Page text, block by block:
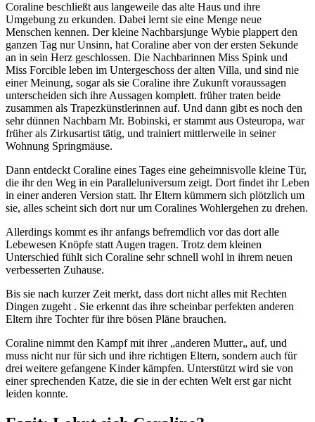
Coraline beschließt aus langeweile das alte Haus und ihre
Umgebung zu erkunden. Dabei lernt sie eine Menge neue
Menschen kennen. Der kleine Nachbarsjunge Wybie plappert den
ganzen Tag nur Unsinn, hat Coraline aber von der ersten Sekunde
an in sein Herz geschlossen. Die Nachbarinnen Miss Spink und
Miss Forcible leben im Untergeschoss der alten Villa, und sind nie
einer Meinung, sogar als sie Coraline ihre Zukunft voraussagen
unterscheiden sich ihre Aussagen komplett. früher traten beide
zusammen als Trapezkünstlerinnen auf. Und dann gibt es noch den
sehr dünnen Nachbarn Mr. Bobinski, er stammt aus Osteuropa, war
früher als Zirkusartist tätig, und trainiert mittlerweile in seiner
Wohnung Springmäuse.
Dann entdeckt Coraline eines Tages eine geheimnisvolle kleine Tür,
die ihr den Weg in ein Paralleluniversum zeigt. Dort findet ihr Leben
in einer anderen Version statt. Ihr Eltern kümmern sich plötzlich um
sie, alles scheint sich dort nur um Coralines Wohlergehen zu drehen.
Allerdings kommt es ihr anfangs befremdlich vor das dort alle
Lebewesen Knöpfe statt Augen tragen. Trotz dem kleinen
Unterschied fühlt sich Coraline sehr schnell wohl in ihrem neuen
verbesserten Zuhause.
Bis sie nach kurzer Zeit merkt, dass dort nicht alles mit Rechten
Dingen zugeht . Sie erkennt das ihre scheinbar perfekten anderen
Eltern ihre Tochter für ihre bösen Pläne brauchen.
Coraline nimmt den Kampf mit ihrer „anderen Mutter„ auf, und
muss nicht nur für sich und ihre richtigen Eltern, sondern auch für
drei weitere gefangene Kinder kämpfen. Unterstützt wird sie von
einer sprechenden Katze, die sie in der echten Welt erst gar nicht
leiden konnte.